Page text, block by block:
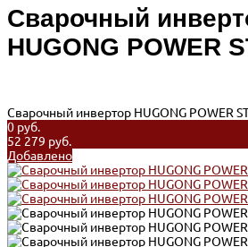
Сварочный
HUGONG POWER
Сварочный инвертор HUGONG POWER
0 руб.
52 279 руб.
Добавлено